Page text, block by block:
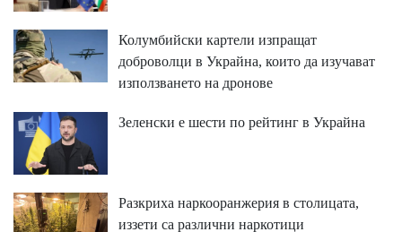
Колумбийски картели изпращат
доброволци в Украйна, които да изучават
използването на дронове
Зеленски е шести по рейтинг в Украйна
Разкриха наркооранжерия в столицата,
иззети са различни наркотици